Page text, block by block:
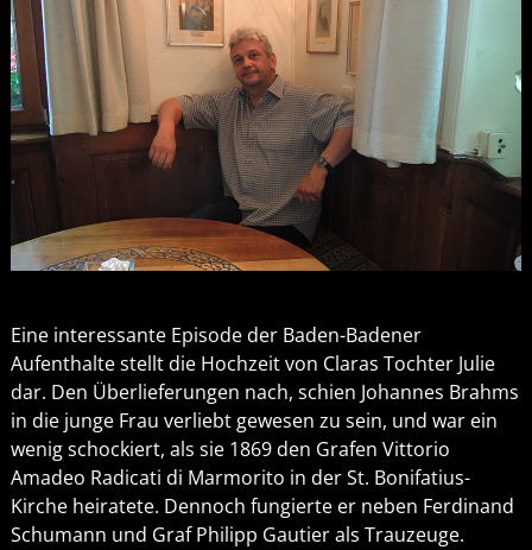
Eine interessante Episode der Baden-Badener
Aufenthalte stellt die Hochzeit von Claras Tochter Julie
dar. Den Überlieferungen nach, schien Johannes Brahms
in die junge Frau verliebt gewesen zu sein, und war ein
wenig schockiert, als sie 1869 den Grafen Vittorio
Amadeo Radicati di Marmorito in der St. Bonifatius-
Kirche heiratete. Dennoch fungierte er neben Ferdinand
Schumann und Graf Philipp Gautier als Trauzeuge.